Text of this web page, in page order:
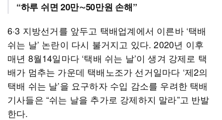
“하루 쉬면 20만∼50만원 손해”
6·3 지방선거를 앞두고 택배업계에서 이른바 ‘택배
쉬는 날’ 논란이 다시 불거지고 있다. 2020년 이후
매년 8월14일마다 ‘택배 쉬는 날’이 생겨 강제로 택
배가 멈추는 가운데 택배노조가 선거일마다 ‘제2의
택배 쉬는 날’을 요구하자 수입 감소를 우려한 택배
기사들은 “쉬는 날을 추가로 강제하지 말라”고 반발
한다.